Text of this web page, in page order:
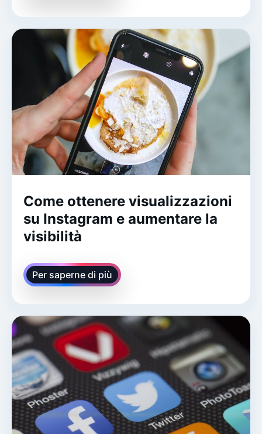
Come ottenere visualizzazioni
su Instagram e aumentare la
visibilità
Per saperne di più